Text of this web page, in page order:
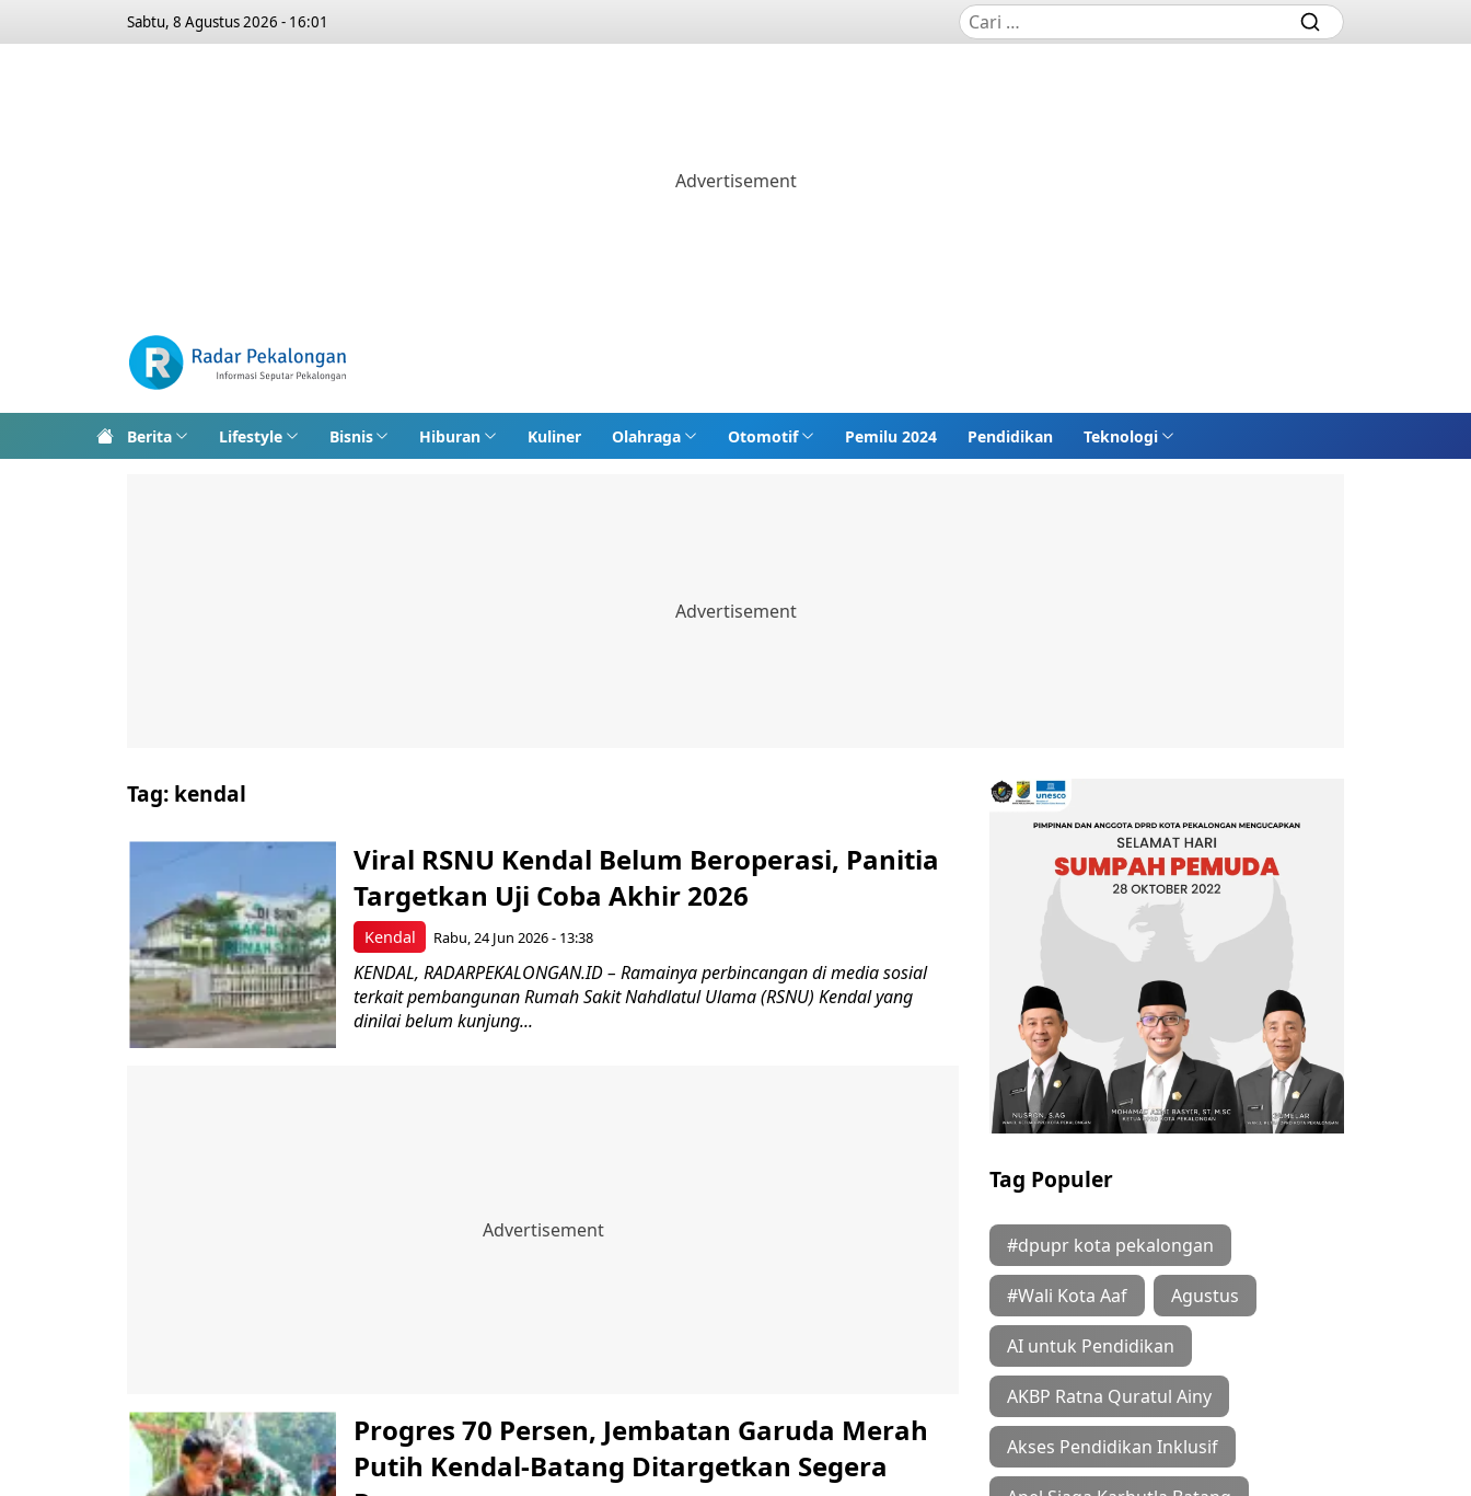
Sabtu, 8 Agustus 2026 - 16:01
Berita Lifestyle Bisnis Hiburan Kuliner Olahraga Otomotif Pemilu 2024 Pendidikan Teknologi
Tag: kendal
Kendal
Viral RSNU Kendal Belum Beroperasi, Panitia
Targetkan Uji Coba Akhir 2026
Rabu, 24 Jun 2026 - 13:38
KENDAL, RADARPEKALONGAN.ID – Ramainya perbincangan di media sosial
terkait pembangunan Rumah Sakit Nahdlatul Ulama (RSNU) Kendal yang
dinilai belum kunjung...
Progres 70 Persen, Jembatan Garuda Merah
Putih Kendal-Batang Ditargetkan Segera
Tag Populer
#dpupr kota pekalongan
#Wali Kota Aaf Agustus
AI untuk Pendidikan
AKBP Ratna Quratul Ainy
Akses Pendidikan Inklusif